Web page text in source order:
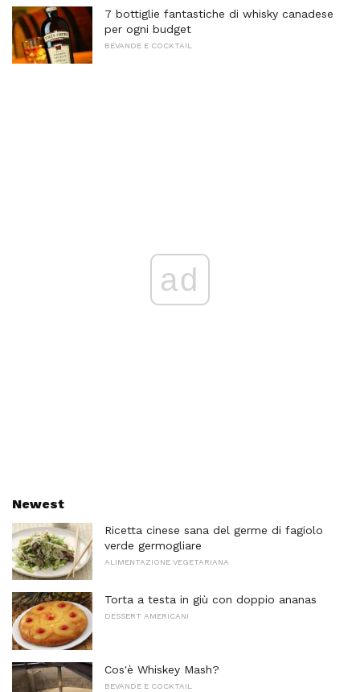
7 bottiglie fantastiche di whisky canadese
per ogni budget
BEVANDE E COCKTAIL
ad
Newest
Ricetta cinese sana del germe di fagiolo
verde germogliare
ALIMENTAZIONE VEGETARIANA
Torta a testa in giù con doppio ananas
DESSERT AMERICANI
Cos'è Whiskey Mash?
BEVANDE E COCKTAIL